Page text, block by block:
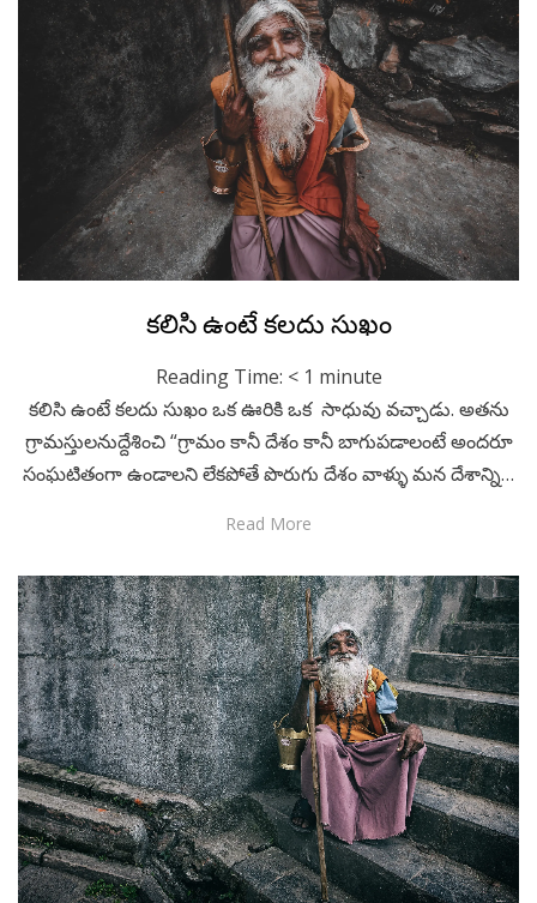
Posted
on
September 28, 2022
Kids Stories
కలిసి ఉంటే కలదు సుఖం
Reading Time: < 1 minute
కలిసి ఉంటే కలదు సుఖం ఒక ఊరికి ఒక సాధువు వచ్చాడు. అతను
గ్రామస్తులనుద్దేశించి “గ్రామం కానీ దేశం కానీ బాగుపడాలంటే అందరూ
సంఘటితంగా ఉండాలని లేకపోతే పొరుగు దేశం వాళ్ళు మన దేశాన్ని…
Read More